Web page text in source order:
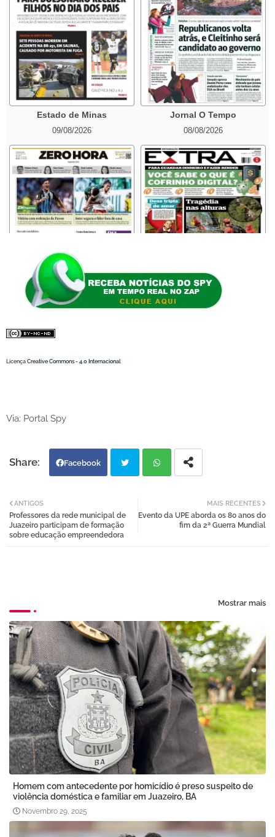
Licença Creative Commons - 4.0 Internacional
Via: Portal Spy
Facebook
tter atsa
MAIS RECENTES
Evento da UPE aborda os 80 anos do
fim da 2ª Guerra Mundial
ANTIGOS
Professores da rede municipal de
Juazeiro participam de formação
sobre educação empreendedora
Mostrar mais
Homem com antecedente por homicídio é preso suspeito de
violência doméstica e familiar em Juazeiro, BA
Novembro 29, 2025